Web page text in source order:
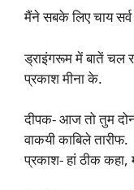
मैंने सबके लिए चाय
ड्राइंगरूम में बातें चल
प्रकाश मीना के.
दीपक- आज तो तुम
वाकयी काबिले तारीफ.
प्रकाश- हां ठीक कहा,